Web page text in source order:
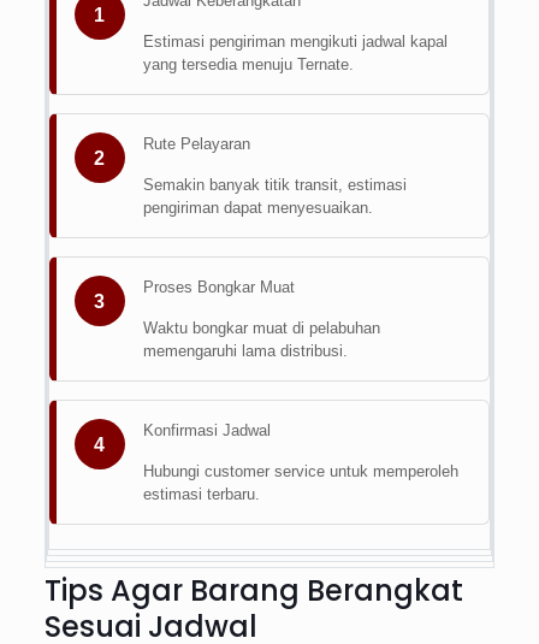
1
Estimasi pengiriman mengikuti jadwal kapal
yang tersedia menuju Ternate.
2
Rute Pelayaran
Semakin banyak titik transit, estimasi
pengiriman dapat menyesuaikan.
3
Proses Bongkar Muat
Waktu bongkar muat di pelabuhan
memengaruhi lama distribusi.
4
Konfirmasi Jadwal
Hubungi customer service untuk memperoleh
estimasi terbaru.
Tips Agar Barang Berangkat
Sesuai Jadwal